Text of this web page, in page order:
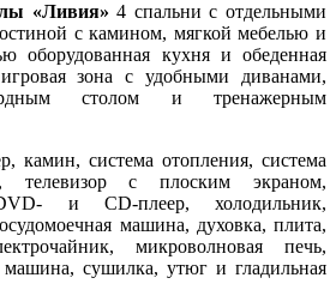
«Ливия» 4 спальни с отдельными
с камином, мягкой мебелью и
оборудованная кухня и обеденная
зона с удобными диванами,
столом и тренажерным
камин, система отопления, система
телевизор с плоским экраном,
и CD-плеер, холодильник,
машина, духовка, плита,
микроволновая печь,
машина, сушилка, утюг и гладильная